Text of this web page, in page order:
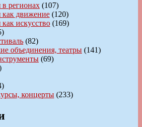
в регионах (107)
как движение (120)
искусство (169)
(82)
объединения, театры (141)
(69)
концерты (233)